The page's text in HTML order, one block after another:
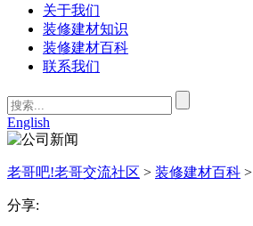
关于我们
装修建材知识
装修建材百科
联系我们
English
老哥吧!老哥交流社区 > 装修建材百科 >
分享: